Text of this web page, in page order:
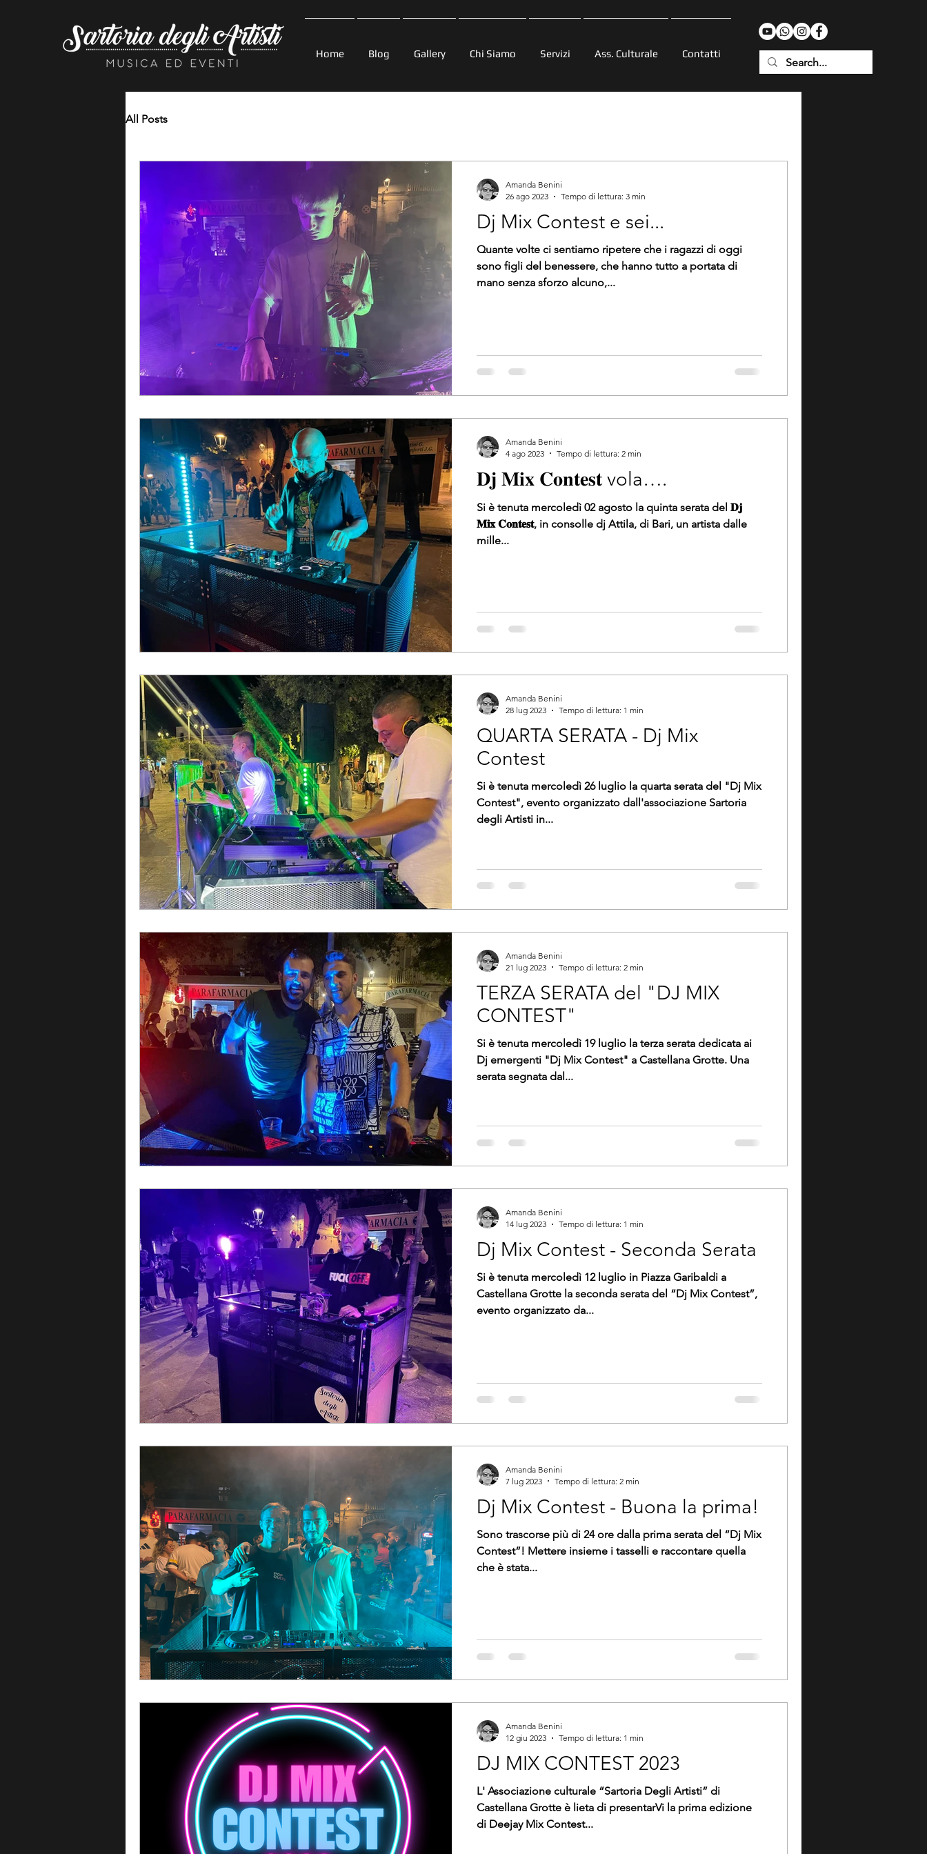
Home Blog Gallery Chi Siamo Servizi Ass. Culturale Contatti
All Posts
Dj Mix Contest e sei...
Quante volte ci sentiamo ripetere che i ragazzi di oggi
sono figli del benessere, che hanno tutto a portata di
mano senza sforzo alcuno,...
Amanda Benini
26 ago 2023
Tempo di lettura: 3 min
𝐃𝐣 𝐌𝐢𝐱 𝐂𝐨𝐧𝐭𝐞𝐬𝐭 vola….
Si è tenuta mercoledì 02 agosto la quinta serata del 𝐃𝐣
𝐌𝐢𝐱 𝐂𝐨𝐧𝐭𝐞𝐬𝐭, in consolle dj Attila, di Bari, un artista dalle
mille...
Amanda Benini
4 ago 2023
Tempo di lettura: 2 min
QUARTA SERATA - Dj Mix
Contest
Si è tenuta mercoledì 26 luglio la quarta serata del "Dj Mix
Contest", evento organizzato dall'associazione Sartoria
degli Artisti in...
Amanda Benini
28 lug 2023
Tempo di lettura: 1 min
TERZA SERATA del "DJ MIX
CONTEST"
Si è tenuta mercoledì 19 luglio la terza serata dedicata ai
Dj emergenti "Dj Mix Contest" a Castellana Grotte. Una
serata segnata dal...
Amanda Benini
21 lug 2023
Tempo di lettura: 2 min
Dj Mix Contest - Seconda Serata
Si è tenuta mercoledì 12 luglio in Piazza Garibaldi a
Castellana Grotte la seconda serata del “Dj Mix Contest”,
evento organizzato da...
Amanda Benini
14 lug 2023
Tempo di lettura: 1 min
Dj Mix Contest - Buona la prima!
Sono trascorse più di 24 ore dalla prima serata del “Dj Mix
Contest”! Mettere insieme i tasselli e raccontare quella
che è stata...
Amanda Benini
7 lug 2023
Tempo di lettura: 2 min
DJ MIX CONTEST 2023
L' Associazione culturale “Sartoria Degli Artisti” di
Castellana Grotte è lieta di presentarVi la prima edizione
di Deejay Mix Contest...
Amanda Benini
12 giu 2023
Tempo di lettura: 1 min